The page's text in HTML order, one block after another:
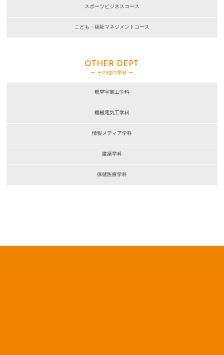
スポーツビジネスコース
こども・福祉マネジメントコース
OTHER DEPT.
ー その他の学科 ー
航空宇宙工学科
機械電気工学科
情報メディア学科
建築学科
保健医療学科